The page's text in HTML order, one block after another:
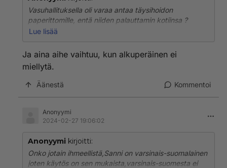
Vasuhallituksella oli varaa antaa täysihoidon
paperittomille, entä niiden palauttamin kotiinsa ?
https://stm.fi/paperittomien-terveydenhuolto
Lue lisää
Ja aina aihe vaihtuu, kun alkuperäinen ei
miellytä.
Äänestä Kommentoi
Anonyymi
2024-02-27 19:06:02
Anonyymi kirjoitti:
Onko jotain ihmeellistä,Sanni on varsinais-suomalainen
joten käytös on sen mukaista,varsinais-suomesta ei